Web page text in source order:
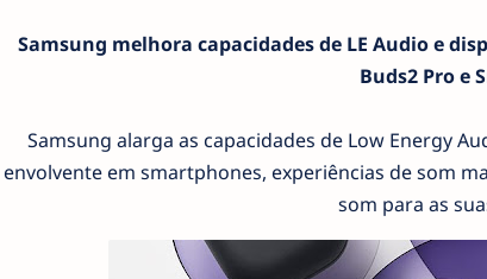
Samsung melhora capacidades de LE Audio e
Buds2 Pro e
Samsung alarga as capacidades de Low Energy
envolvente em smartphones, experiências de som
som para as